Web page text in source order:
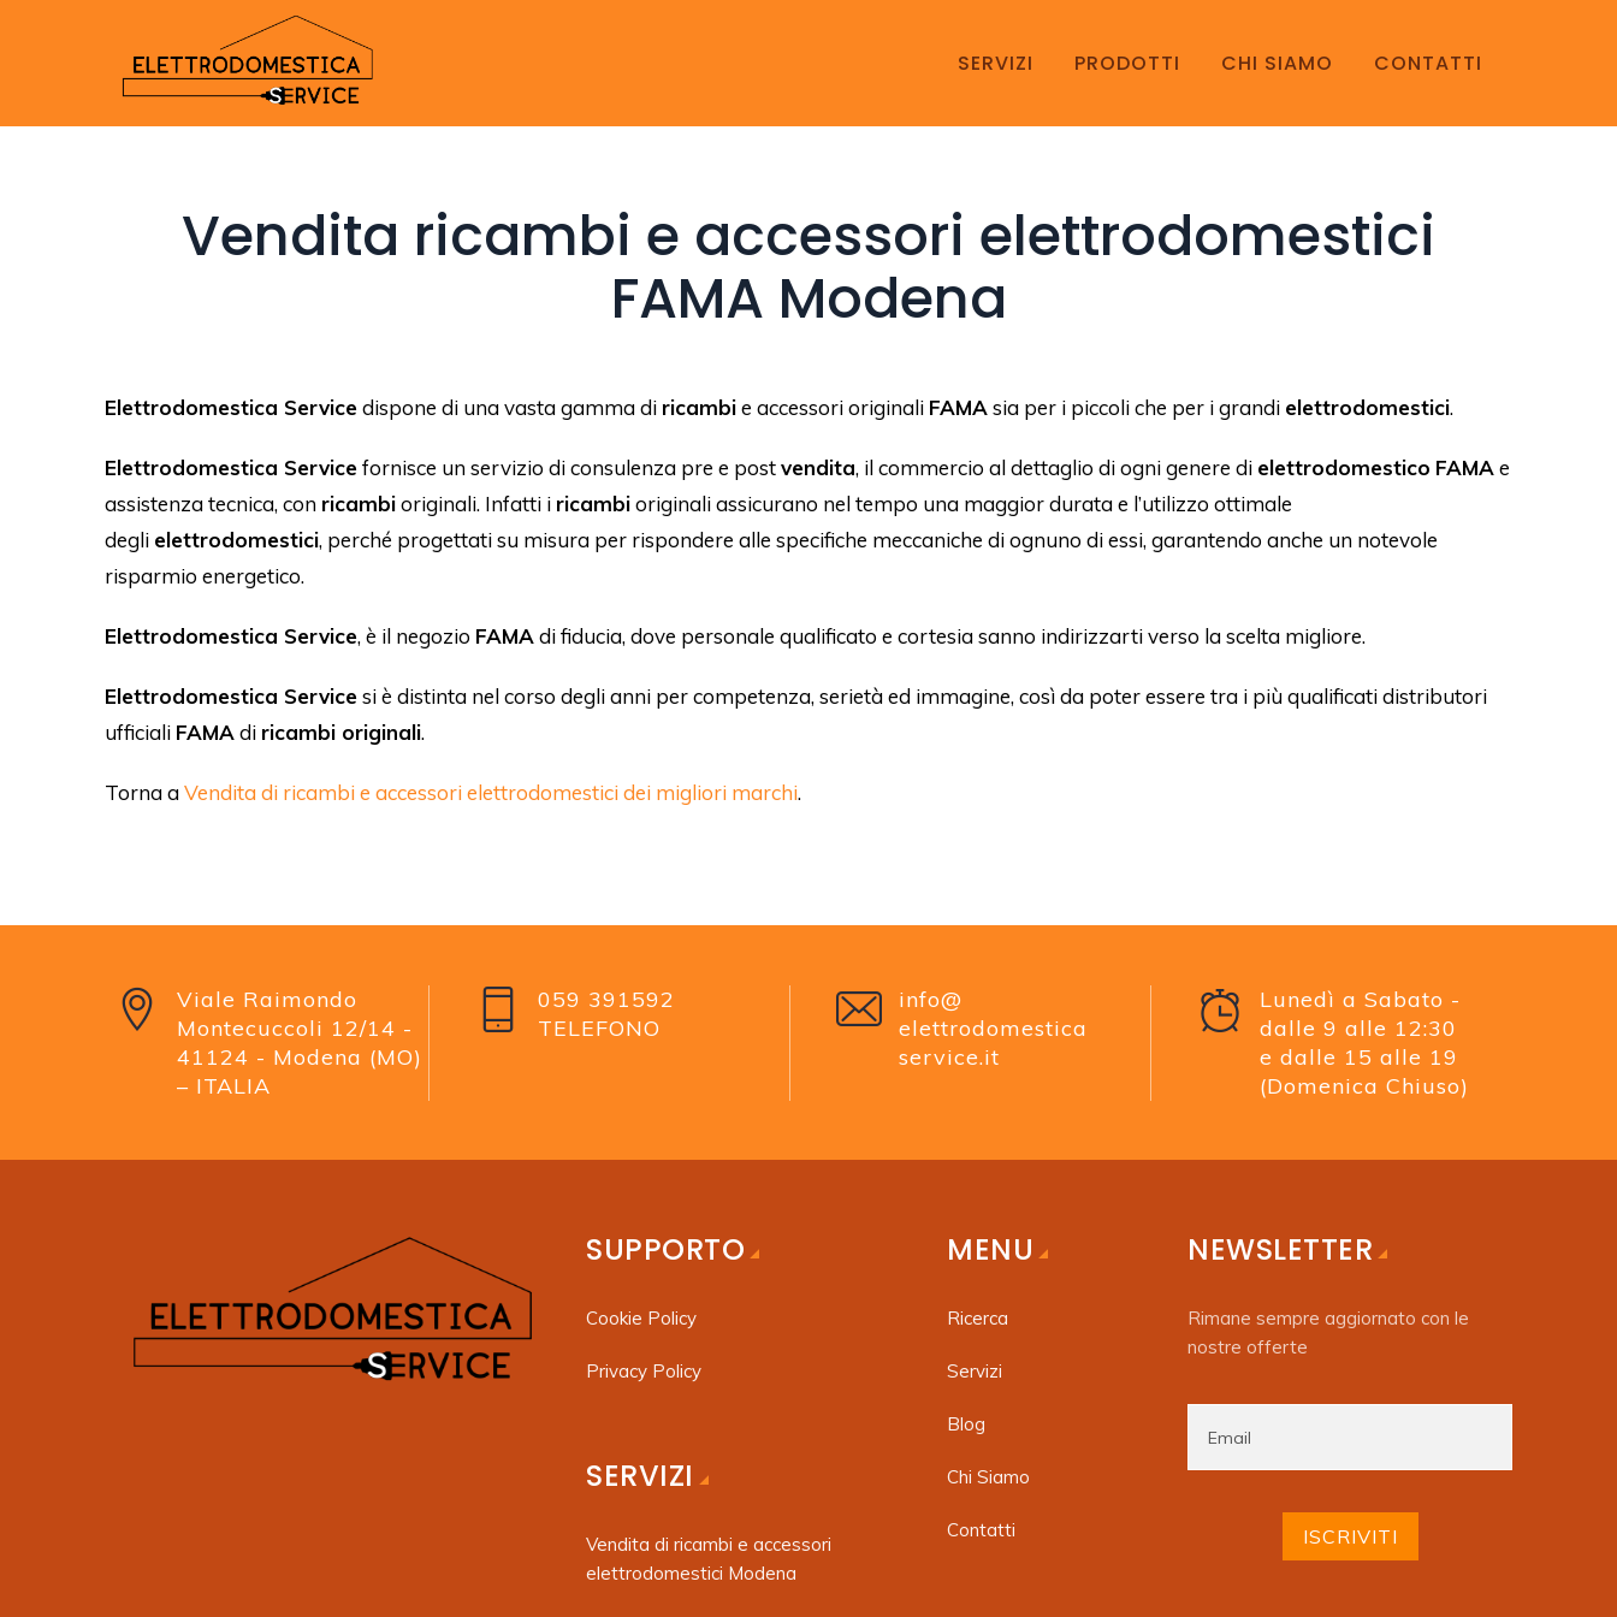
SERVIZI PRODOTTI CHI SIAMO CONTATTI
Vendita ricambi e accessori elettrodomestici
FAMA Modena
Elettrodomestica Servicedispone di una vasta gamma di ricambie accessori originali FAMA sia per i piccoli che per i grandi elettrodomestici.
Elettrodomestica Servicefornisce un servizio di consulenza pre e postvendita, il commercio al dettaglio di ogni genere di elettrodomestico FAMA e
assistenza tecnica, con ricambioriginali. Infatti i ricambioriginali assicurano nel tempo una maggior durata e l’utilizzo ottimale
degli elettrodomestici, perché progettati su misura per rispondere alle specifiche meccaniche di ognuno di essi, garantendo anche un notevole
risparmio energetico.
Elettrodomestica Service, è il negozio FAMA di fiducia, dove personale qualificato e cortesia sanno indirizzarti verso la scelta migliore.
Elettrodomestica Servicesi è distinta nel corso degli anni per competenza, serietà ed immagine, così da poter essere tra i più qualificati distributori
ufficiali FAMA di ricambi originali.
Torna aVendita di ricambi e accessori elettrodomestici dei migliori marchi.
Viale Raimondo
Montecuccoli 12/14 -
41124 - Modena (MO)
– ITALIA
059 391592
TELEFONO
info@
elettrodomestica
service.it
Lunedì a Sabato -
dalle 9 alle 12:30
e dalle 15 alle 19
(Domenica Chiuso)
SUPPORTO
Cookie Policy
Privacy Policy
SERVIZI
Vendita di ricambi e accessori
elettrodomestici Modena
MENU
Ricerca
Servizi
Blog
Chi Siamo
Contatti
NEWSLETTER
Rimane sempre aggiornato con le
nostre offerte